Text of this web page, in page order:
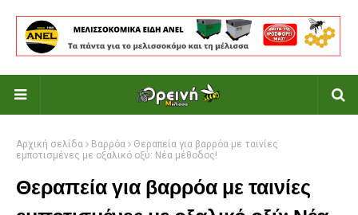
Αρχική σελίδα Βαρρόα
Θεραπεία για βαρρόα με ταινίες
εμποτισμένες με οξαλικό οξύ: Νέα μέθοδος!
Θεραπεία για βαρρόα με ταινίες